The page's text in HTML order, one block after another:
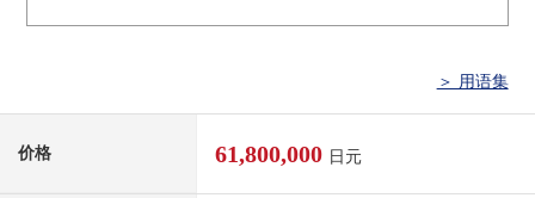
＞ 用语集
价格 61,800,000 日元